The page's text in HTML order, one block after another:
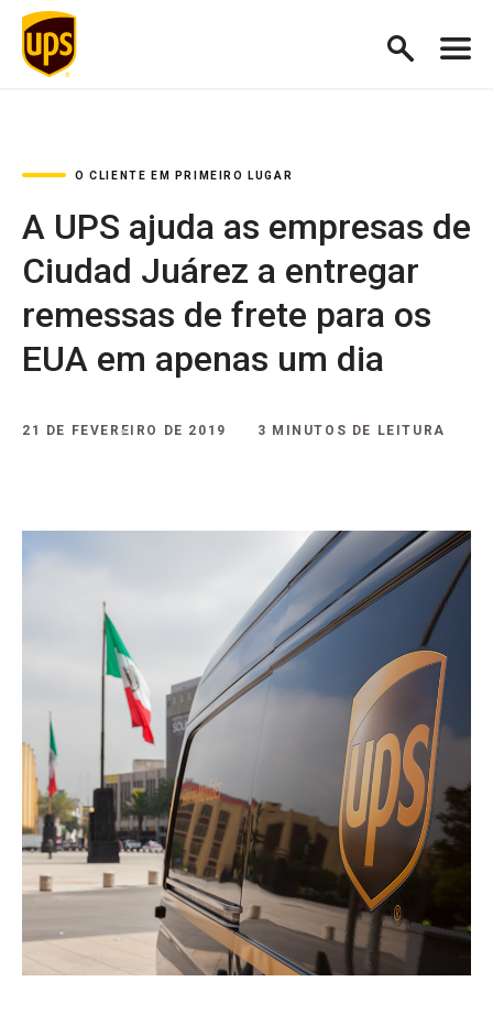
O CLIENTE EM PRIMEIRO LUGAR
A UPS ajuda as empresas de
Ciudad Juárez a entregar
remessas de frete para os
EUA em apenas um dia
21 DE FEVEREIRO DE 2019 3 MINUTOS DE LEITURA